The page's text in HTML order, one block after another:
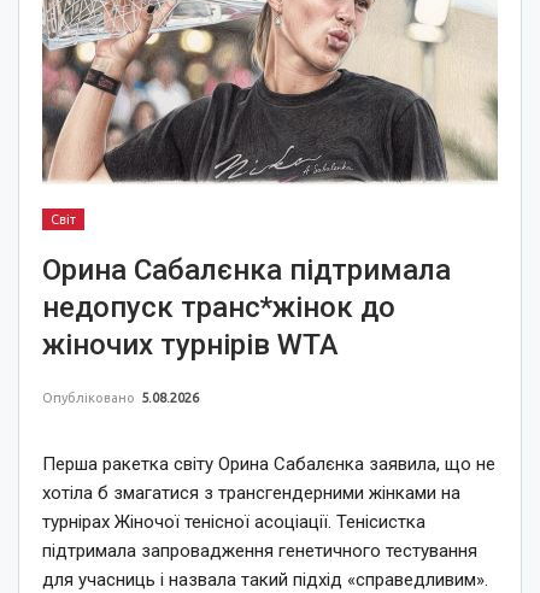
Світ
Орина Сабалєнка підтримала
недопуск транс*жінок до
жіночих турнірів WTA
Опубліковано 5.08.2026
Перша ракетка світу Орина Сабалєнка заявила, що не
хотіла б змагатися з трансгендерними жінками на
турнірах Жіночої тенісної асоціації. Тенісистка
підтримала запровадження генетичного тестування
для учасниць і назвала такий підхід «справедливим».